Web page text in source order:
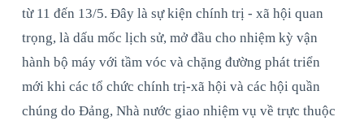
từ 11 đến 13/5. Đây là sự kiện chính trị - xã hội quan
trọng, là dấu mốc lịch sử, mở đầu cho nhiệm kỳ vận
hành bộ máy với tầm vóc và chặng đường phát triển
mới khi các tổ chức chính trị-xã hội và các hội quần
chúng do Đảng, Nhà nước giao nhiệm vụ về trực thuộc